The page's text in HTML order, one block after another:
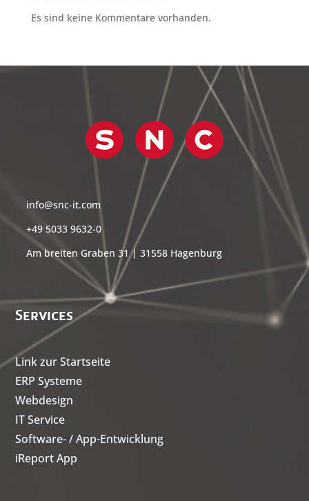
Es sind keine Kommentare vorhanden.
info@snc-it.com
+49 5033 9632-0
Am breiten Graben 31 | 31558 Hagenburg
Services
Link zur Startseite
ERP Systeme
Webdesign
IT Service
Software- / App-Entwicklung
iReport App